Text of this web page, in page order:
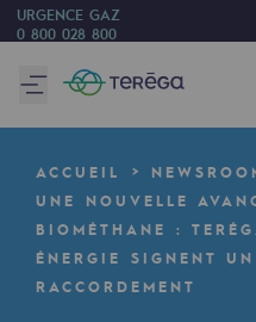
URGENCE GAZ
0 800 028 800
Nous sommes
80 ans d'histoire
Teréga
Teréga
ACCUEIL
UNE NOUVELLE
BIOMÉTHANE :
ÉNERGIE SIGNENT
RACCORDEMENT